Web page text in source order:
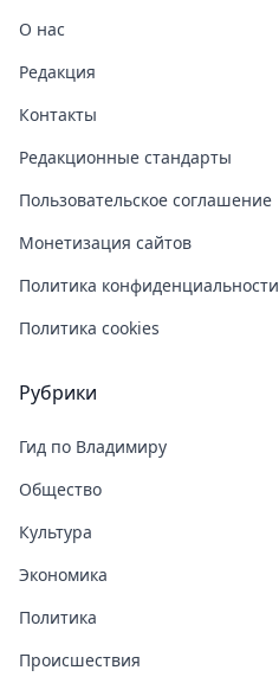
О нас
Редакция
Контакты
Редакционные стандарты
Пользовательское соглашение
Монетизация сайтов
Политика конфиденциальности
Политика cookies
Рубрики
Гид по Владимиру
Общество
Культура
Экономика
Политика
Происшествия